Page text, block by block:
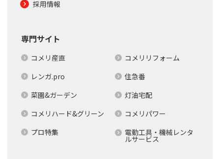
採用情報
専門サイト
コメリ産直
コメリリフォーム
レンガ.pro
住急番
菜園&ガーデン
灯油宅配
コメリハード&グリーン
コメリパワー
プロ特集
電動工具・機械レンタ
ルサービス